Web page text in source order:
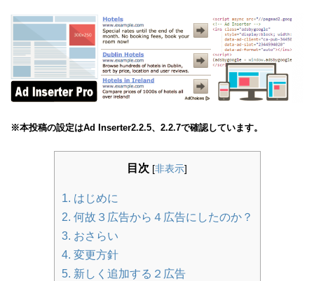
※本投稿の設定はAd Inserter2.2.5、2.2.7で確認しています。
目次 [非表示]
1. はじめに
2. 何故３広告から４広告にしたのか？
3. おさらい
4. 変更方針
5. 新しく追加する２広告